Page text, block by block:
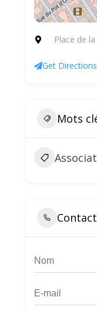
Place de
Get Directions
Mots